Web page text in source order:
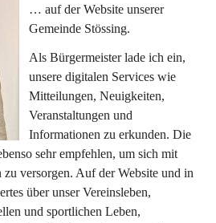
… auf der Website unserer
Gemeinde Stössing.
Als Bürgermeister lade ich ein,
unsere digitalen Services wie
Mitteilungen, Neuigkeiten,
Veranstaltungen und
Informationen zu erkunden. Die
sehr empfehlen, um sich mit
versorgen. Auf der Website und in
über unser Vereinsleben,
und sportlichen Leben,